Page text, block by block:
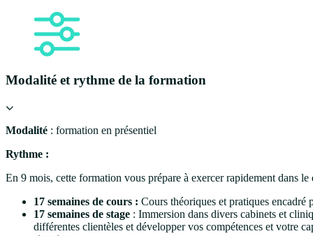
Modalité et rythme de la formation
Modalité : formation en présentiel
Rythme :
En 9 mois, cette formation vous prépare à exercer rapidement dans le
17 semaines de cours : Cours théoriques et pratiques
17 semaines de stage : Immersion dans divers cabinets et
différentes clientèles et développer vos compétences et votre